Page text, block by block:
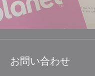
お問い合わせ